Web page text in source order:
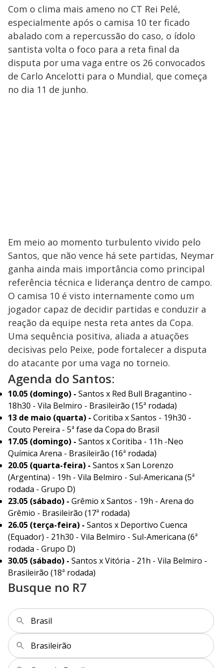
Com o clima mais ameno no CT Rei Pelé,
especialmente após o camisa 10 ter ficado
abalado com a repercussão do caso, o ídolo
santista volta o foco para a reta final da
disputa por uma vaga entre os 26 convocados
de Carlo Ancelotti para o Mundial, que começa
no dia 11 de junho.
Em meio ao momento turbulento vivido pelo
Santos, que não vence há sete partidas, Neymar
ganha ainda mais importância como principal
referência técnica e liderança dentro de campo.
O camisa 10 é visto internamente como um
jogador capaz de decidir partidas e conduzir a
reação da equipe nesta reta antes da Copa.
Uma sequência positiva, aliada a atuações
decisivas pelo Peixe, pode fortalecer a disputa
do atacante por uma vaga no torneio.
Agenda do Santos:
10.05 (domingo) - Santos x Red Bull Bragantino -
18h30 - Vila Belmiro - Brasileirão (15ª rodada)
13 de maio (quarta) - Coritiba x Santos - 19h30 -
Couto Pereira - 5ª fase da Copa do Brasil
17.05 (domingo) - Santos x Coritiba - 11h -Neo
Química Arena - Brasileirão (16ª rodada)
20.05 (quarta-feira) - Santos x San Lorenzo
(Argentina) - 19h - Vila Belmiro - Sul-Americana (5ª
rodada - Grupo D)
23.05 (sábado) - Grêmio x Santos - 19h - Arena do
Grêmio - Brasileirão (17ª rodada)
26.05 (terça-feira) - Santos x Deportivo Cuenca
(Equador) - 21h30 - Vila Belmiro - Sul-Americana (6ª
rodada - Grupo D)
30.05 (sábado) - Santos x Vitória - 21h - Vila Belmiro -
Brasileirão (18ª rodada)
Busque no R7
Brasil
Brasileirão